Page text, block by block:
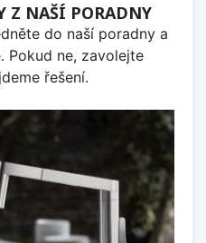
Z NAŠÍ PORADNY
do naší poradny a
Pokud ne, zavolejte
řešení.